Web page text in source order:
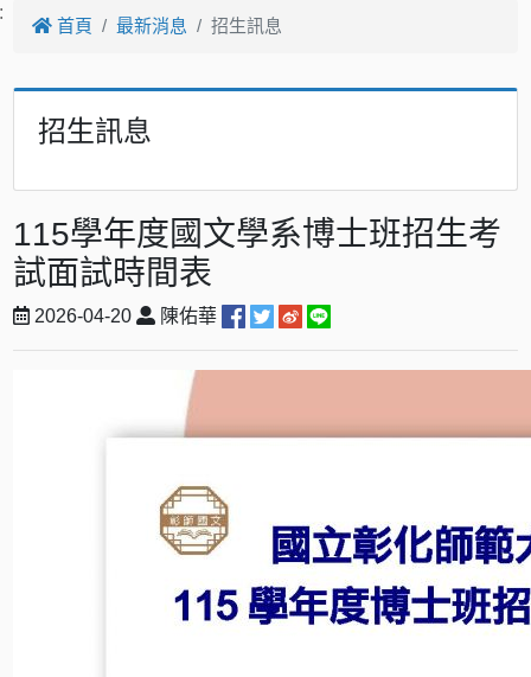
首頁 最新消息 招生訊息
招生訊息
115學年度國文學系博士班招生考
試面試時間表
2026-04-20 陳佑華